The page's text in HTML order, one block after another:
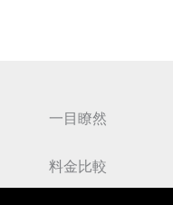
一目瞭然
料金比較